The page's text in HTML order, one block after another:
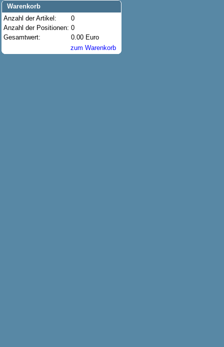
Warenkorb
Anzahl der Artikel:
0
Anzahl der Positionen: 0
Gesamtwert:
0.00 Euro
zum Warenkorb